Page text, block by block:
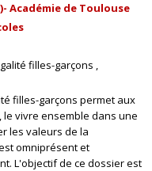
Académie de Toulouse
filles-garçons
filles-garçons permet aux
vivre ensemble dans une
les valeurs de la
omniprésent et
L'objectif de ce dossier est